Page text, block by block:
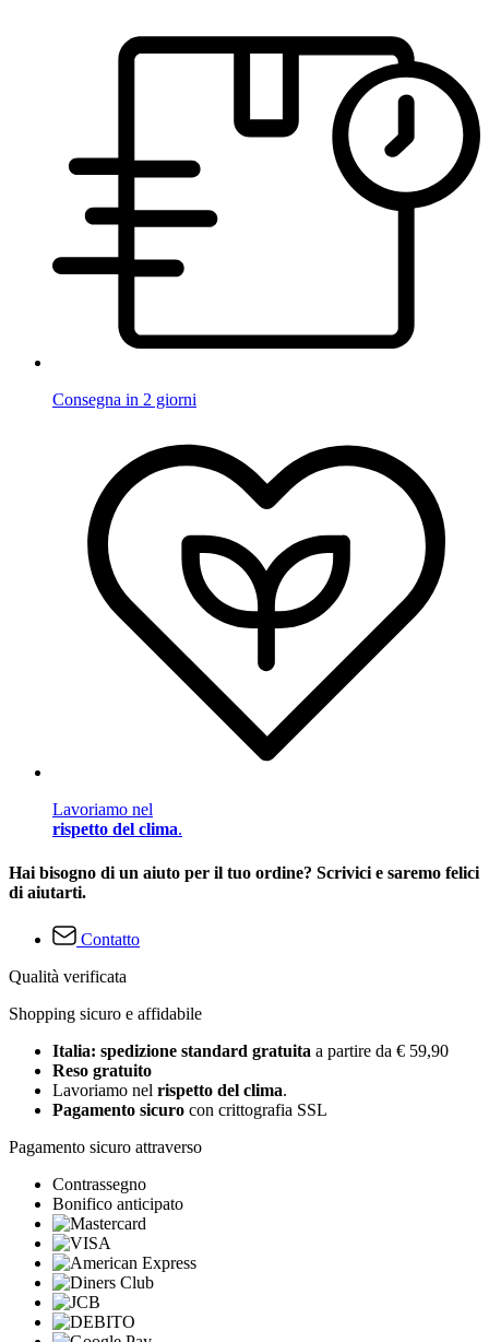
Consegna in 2 giorni
Lavoriamo nel
rispetto del clima.
Hai bisogno di un aiuto per il tuo ordine? Scrivici e saremo felici
di aiutarti.
Contatto
Qualità verificata
Shopping sicuro e affidabile
Italia: spedizione standard gratuita a partire da € 59,90
Reso gratuito
Lavoriamo nel rispetto del clima.
Pagamento sicuro con crittografia SSL
Pagamento sicuro attraverso
Contrassegno
Bonifico anticipato